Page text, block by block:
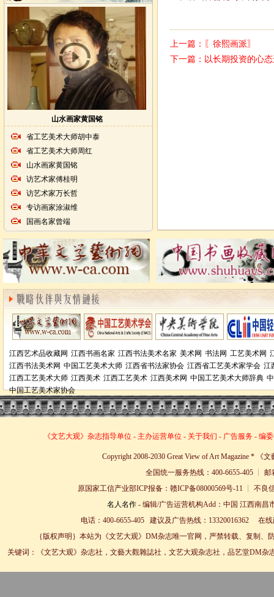
山水画家黄国铭
省工艺美术大师胡中泰
省工艺美术大师周红
山水画家黄国铭
访艺术家傅桂明
访艺术家万长哲
专访画家涂淑维
国画名家曾端
上一篇：
〖徐熙画派〗
下一篇： 以长期投资的心
江西艺术品收藏网 江西书画名家 江西书法美术名家 美术网 书法网 工艺美术网
江西书法美术网 中国工艺美术大师 江西省书法家协会 江西省工艺美术家学会 江
江西工艺美术大师 江西美术 江西工艺美术 江西美术网 中国工艺美术大师辞典
中国工艺美术家协会
《文艺大观》杂志指导单位 - 主办运营单位 - 关于我们 - 广告服务 - 编
Copyright 2008-2030 Great View of Art Magazine * 《
全国统一服务热线：400-6655-405 ┊ 邮
原国家工信产业部ICP报备：赣ICP备08000569号-11 ┊ 不
名人名作- 编辑/广告运营机构Add：中国 江西南昌
电话：400-6655-405 建议及广告热线：13320016362 在
｛版权声明｝本站为《文艺大观》DM杂志唯一官网，严禁转载、复制
关键词：《文艺大观》杂志社，文藝大觀雜誌社，文艺大观杂志社，品艺堂DM